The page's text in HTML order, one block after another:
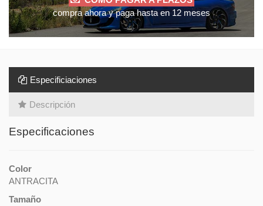
compra ahora y paga hasta en 12 meses
Especificiaciones
Descripción
Especificaciones
Color
ANTRACITA
Tamaño